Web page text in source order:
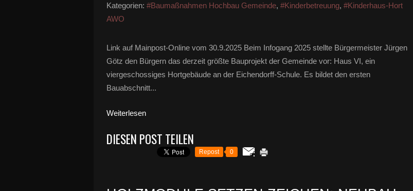
Kategorien: #Baumaßnahmen Hochbau Gemeinde, #Kinderbetreuung, #Kinderhaus-Hort
AWO
Link auf Mainpost-Online vom 30.9.2025 Beim Infogang 2025 stellte Bürgermeister Jürgen
Götz den Bürgern das derzeit größte Bauprojekt der Gemeinde vor: Haus VI, ein
viergeschossiges Hortgebäude an der Eichendorff-Schule. Es bildet den ersten
Bauabschnitt...
Weiterlesen
DIESEN POST TEILEN
Repost 0